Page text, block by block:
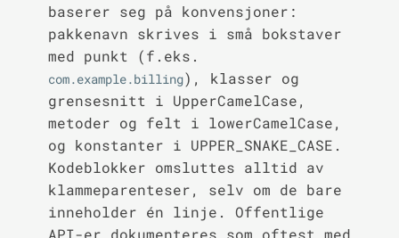
baserer seg på konvensjoner:
pakkenavn skrives i små bokstaver
med punkt (f.eks.
com.example.billing), klasser og
grensesnitt i UpperCamelCase,
metoder og felt i lowerCamelCase,
og konstanter i UPPER_SNAKE_CASE.
Kodeblokker omsluttes alltid av
klammeparenteser, selv om de bare
inneholder én linje. Offentlige
API-er dokumenteres som oftest med